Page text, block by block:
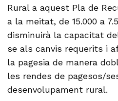
Rural a aquest Pla de
a la meitat, de 15.000 a
disminuirà la capacitat
se als canvis requerits i
la pagesia de manera
les rendes de pagesos/
desenvolupament rural.